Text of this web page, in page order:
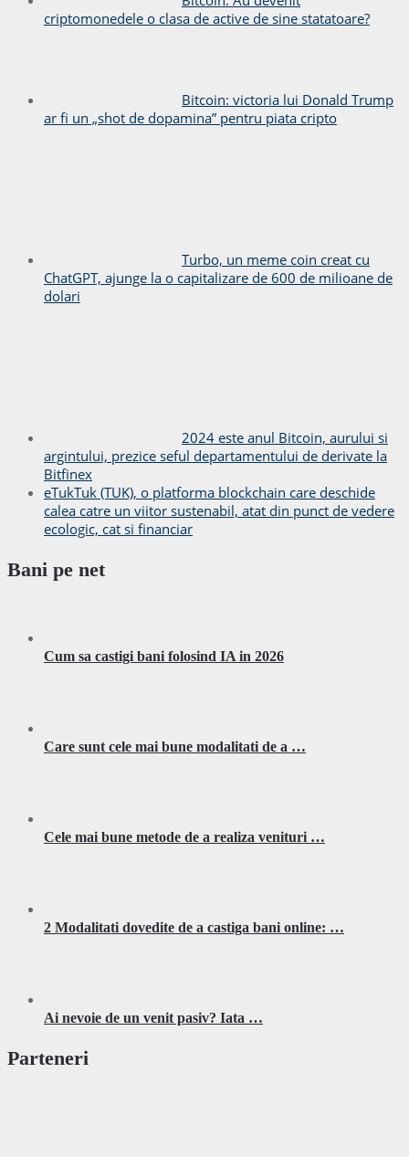
criptomonedele o clasa de active de sine statatoare?
Bitcoin: victoria lui Donald Trump
ar fi un „shot de dopamina” pentru piata cripto
Turbo, un meme coin creat cu
ChatGPT, ajunge la o capitalizare de 600 de milioane de
dolari
2024 este anul Bitcoin, aurului si
argintului, prezice seful departamentului de derivate la
Bitfinex
eTukTuk (TUK), o platforma blockchain care deschide
calea catre un viitor sustenabil, atat din punct de vedere
ecologic, cat si financiar
Bani pe net
Cum sa castigi bani folosind IA in 2026
Care sunt cele mai bune modalitati de a …
Cele mai bune metode de a realiza venituri …
2 Modalitati dovedite de a castiga bani online: …
Ai nevoie de un venit pasiv? Iata …
Parteneri